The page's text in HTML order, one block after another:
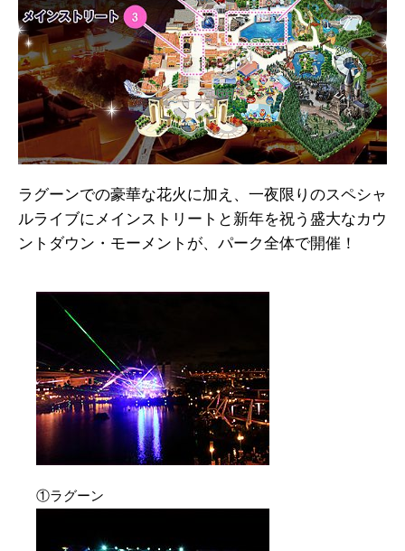
ラグーンでの豪華な花火に加え、一夜限りのスペシャ
ルライブにメインストリートと新年を祝う盛大なカウ
ントダウン・モーメントが、パーク全体で開催！
①ラグーン